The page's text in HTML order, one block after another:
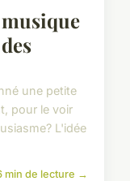
une petite
pour le voir
L'idée
min de lecture →